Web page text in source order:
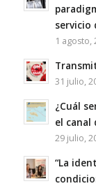
servicio
1 agosto,
31 julio,
¿Cuál
el canal
29 julio,
“La